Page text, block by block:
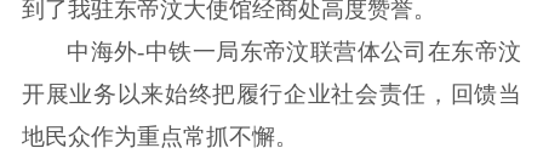
到了我驻东帝汶大使馆经商处高度赞誉。
中海外-中铁一局东帝汶联营体公司在东帝汶
开展业务以来始终把履行企业社会责任，回馈当
地民众作为重点常抓不懈。